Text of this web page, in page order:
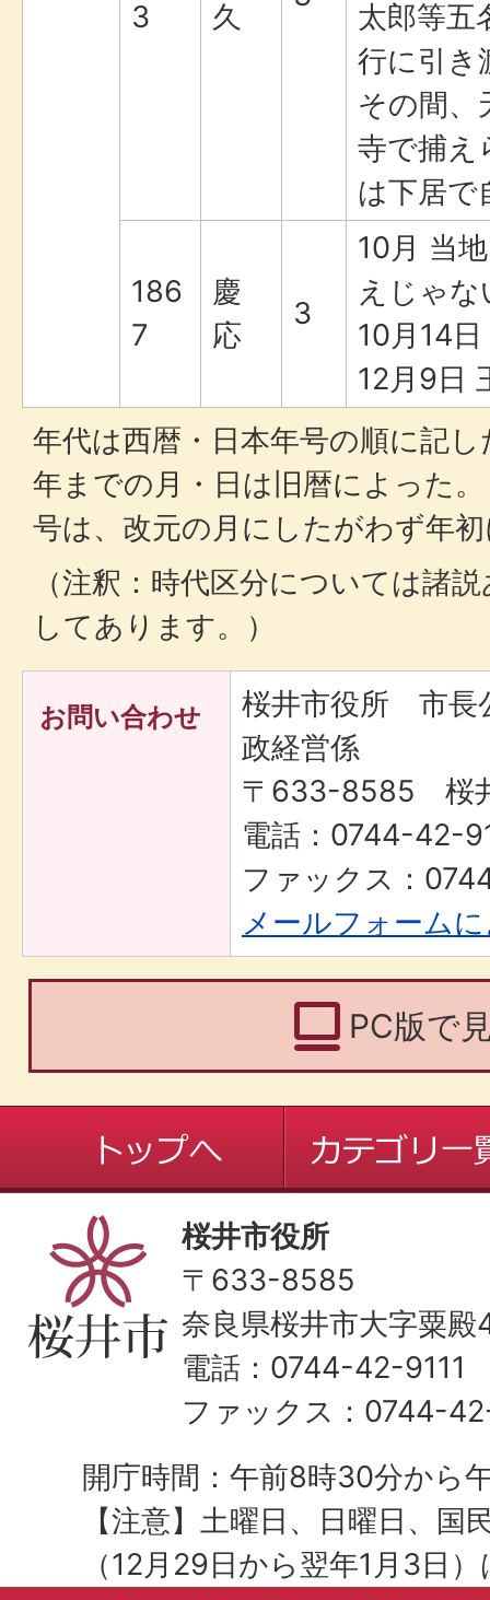
3 久
太郎等五
行に引き
その間、
寺で捕え
は下居で
186
7
慶
応
3
10月 当
えじゃ
10月14
12月9日
年代は西暦・日本年号の順に記
年までの月・日は旧暦によった
号は、改元の月にしたがわず年
（注釈：時代区分については諸
してあります。）
お問い合わせ
桜井市役所 市
政経営係
〒633-8585 桜
電話：0744-42-
ファックス：
メールフォーム
PC版で
桜井市役所
〒633-8585
奈良県桜井市大字粟
電話：0744-42-9111
ファックス：0744-
開庁時間：午前8時30分から
【注意】土曜日、日曜日、国
（12月29日から翌年1月3日